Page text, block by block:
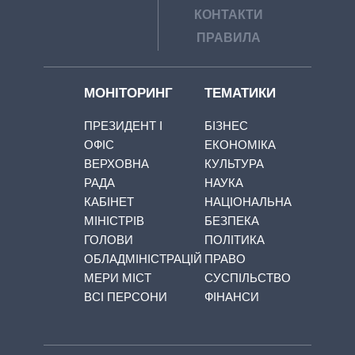
КОНТАКТИ
ПРАВИЛА
МОНІТОРИНГ
ПРЕЗИДЕНТ І
ОФІС
ВЕРХОВНА
РАДА
КАБІНЕТ
МІНІСТРІВ
ГОЛОВИ
ОБЛАДМІНІСТРАЦІЙ
МЕРИ МІСТ
ВСІ ПЕРСОНИ
ТЕМАТИКИ
БІЗНЕС
ЕКОНОМІКА
КУЛЬТУРА
НАУКА
НАЦІОНАЛЬНА
БЕЗПЕКА
ПОЛІТИКА
ПРАВО
СУСПІЛЬСТВО
ФІНАНСИ